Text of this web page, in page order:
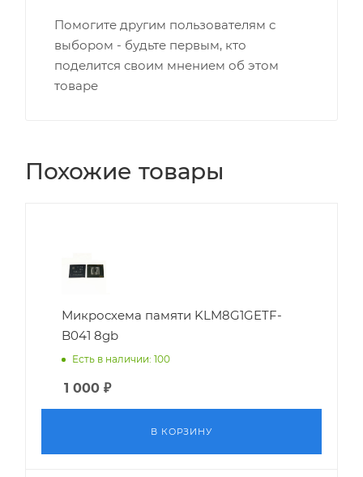
Помогите другим пользователям с
выбором - будьте первым, кто
поделится своим мнением об этом
товаре
Похожие товары
Микросхема памяти KLM8G1GETF-
B041 8gb
Есть в наличии: 100
1 000 ₽
В КОРЗИНУ